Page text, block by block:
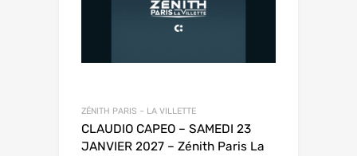
ZÉNITH PARIS – LA VILLETTE
CLAUDIO CAPEO – SAMEDI 23
JANVIER 2027 – Zénith Paris La